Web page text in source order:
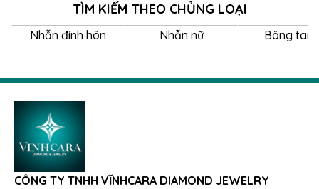
TÌM KIẾM THEO CHỦNG LOẠI
Nhẫn đính hôn Nhẫn nữ Bông tai
CÔNG TY TNHH VĨNHCARA DIAMOND JEWELRY